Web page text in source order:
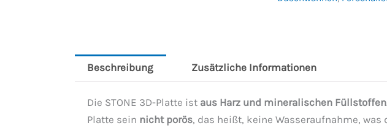
Beschreibung Zusätzliche Informationen
Die STONE 3D-Platte ist aus Harz und mineralischen Füllstoffen
Platte sein nicht porös, das heißt, keine Wasseraufnahme,